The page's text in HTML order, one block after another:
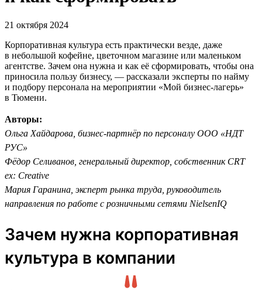
21 октября 2024
Корпоративная культура есть практически везде, даже
в небольшой кофейне, цветочном магазине или маленьком
агентстве. Зачем она нужна и как её сформировать, чтобы она
приносила пользу бизнесу, — рассказали эксперты по найму
и подбору персонала на мероприятии «Мой бизнес-лагерь»
в Тюмени.
Авторы:
Ольга Хайдарова, бизнес-партнёр по персоналу ООО «НДТ
РУС»
Фёдор Селиванов, генеральный директор, собственник CRT
ex: Creative
Мария Гаранина, эксперт рынка труда, руководитель
направления по работе с розничными сетями NielsenIQ
Зачем нужна корпоративная
культура в компании